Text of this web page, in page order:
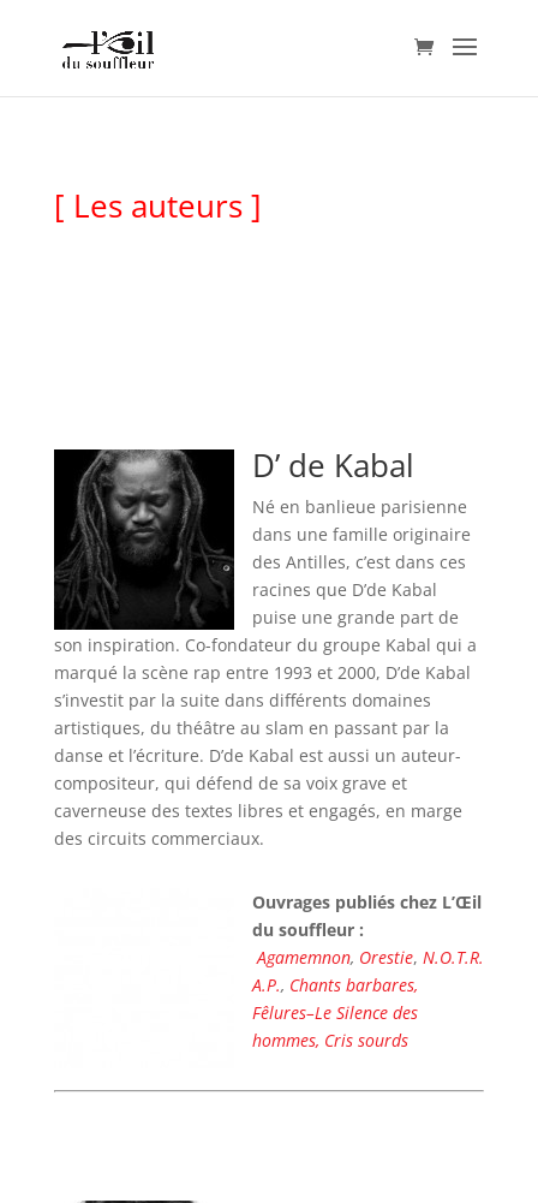
[ Les auteurs ]
D’ de Kabal
Né en banlieue parisienne
dans une famille originaire
des Antilles, c’est dans ces
racines que D’de Kabal
puise une grande part de
son inspiration. Co-fondateur du groupe Kabal qui a
marqué la scène rap entre 1993 et 2000, D’de Kabal
s’investit par la suite dans différents domaines
artistiques, du théâtre au slam en passant par la
danse et l’écriture. D’de Kabal est aussi un auteur-
compositeur, qui défend de sa voix grave et
caverneuse des textes libres et engagés, en marge
des circuits commerciaux.
Ouvrages publiés chez L’Œil
du souffleur :
Agamemnon, Orestie, N.O.T.R.
A.P., Chants barbares,
Fêlures–Le Silence des
hommes, Cris sourds